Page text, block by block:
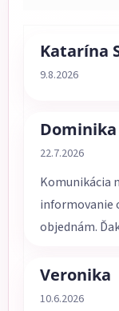
Katarína
Hodnotenie
9.8.2026
Dominika
Hodnotenie
22.7.2026
Komunikácia
informovanie
objednám.
Veronika
Hodnotenie
10.6.2026